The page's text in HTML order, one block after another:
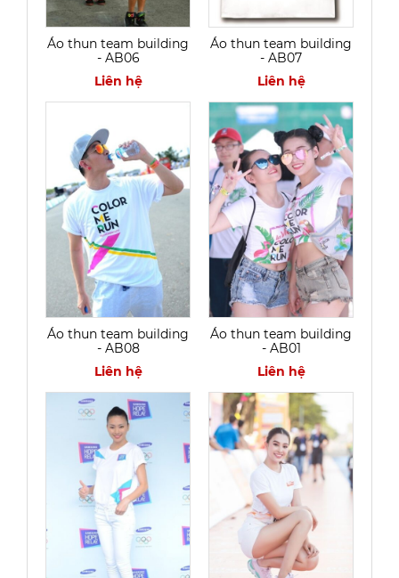
Áo thun team building
- AB06
Liên hệ
Áo thun team building
- AB07
Liên hệ
Áo thun team building
- AB08
Liên hệ
Áo thun team building
- AB01
Liên hệ